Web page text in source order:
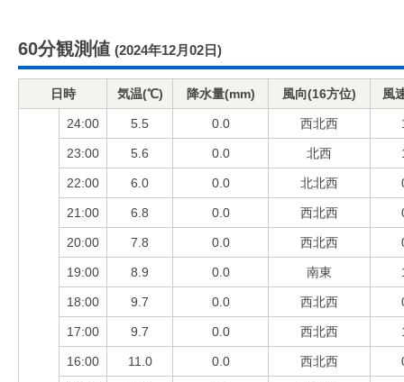
60分観測値 (2024年12月02日)
日時 気温(℃) 降水量(mm) 風向(16方位) 風
24:00 5.5 0.0 西北西
23:00 5.6 0.0 北西
22:00 6.0 0.0 北北西
21:00 6.8 0.0 西北西
20:00 7.8 0.0 西北西
19:00 8.9 0.0 南東
18:00 9.7 0.0 西北西
17:00 9.7 0.0 西北西
16:00 11.0 0.0 西北西